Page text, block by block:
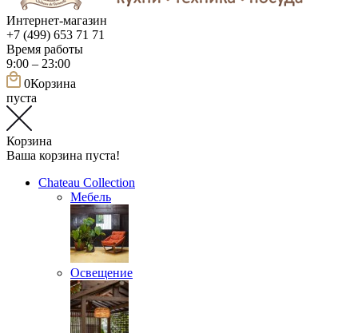
Интернет-магазин
+7 (499) 653 71 71
Время работы
9:00 – 23:00
0Корзина
пуста
Корзина
Ваша корзина пуста!
Chateau Collection
Мебель
Освещение